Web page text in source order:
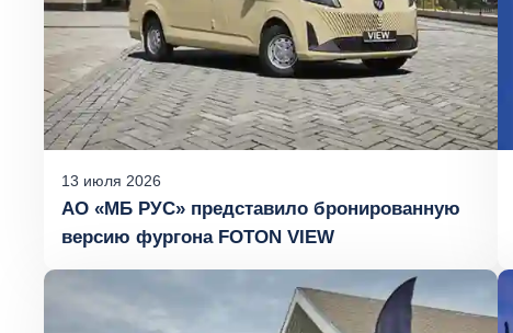
13 июля 2026
АО «МБ РУС» представило бронированную
версию фургона FOTON VIEW